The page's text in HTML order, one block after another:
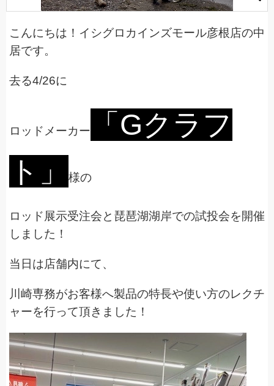
こんにちは！イシグロカインズモール彦根店の中
居です。
去る4/26に
ロッドメーカー
「Gクラフ
ト」
様の
ロッド展示受注会と琵琶湖湖岸での試投会を開催
しました！
当日は店舗内にて、
川崎専務がお客様へ製品の特長や使い方のレクチ
ャーを行って頂きました！